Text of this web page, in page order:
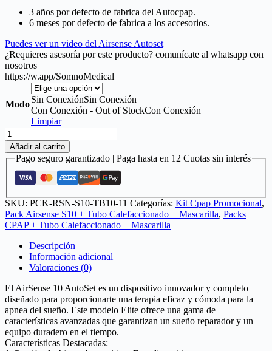
3 años por defecto de fabrica del Autocpap.
6 meses por defecto de fabrica a los accesorios.
Puedes ver un video del Airsense Autoset
¿Requieres asesoría por este producto? comunícate al whatsapp con
nosotros
https://w.app/SomnoMedical
ModoSin ConexiónSin Conexión
Con Conexión - Out of StockCon Conexión
Limpiar
Pack
Airsense10
+
Tubo
Climatizado
Mascarilla
Airfit
F40
-
ResMed
cantidad
Añadir al carrito
Pago seguro garantizado | Paga hasta en 12 Cuotas sin interés
SKU: PCK-RSN-S10-TB10-11 Categorías: Kit Cpap Promocional,
Pack Airsense S10 + Tubo Calefaccionado + Mascarilla, Packs
CPAP + Tubo Calefaccionado + Mascarilla
Descripción
Información adicional
Valoraciones (0)
El AirSense 10 AutoSet es un dispositivo innovador y completo
diseñado para proporcionarte una terapia eficaz y cómoda para la
apnea del sueño. Este modelo Elite ofrece una gama de
características avanzadas que garantizan un sueño reparador y un
equipo duradero en el tiempo.
Características Destacadas: